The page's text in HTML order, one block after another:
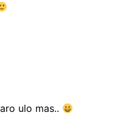
ulo mas..